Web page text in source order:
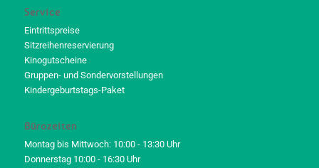
Service
Eintrittspreise
Sitzreihenreservierung
Kinogutscheine
Gruppen- und Sondervorstellungen
Kindergeburtstags-Paket
Bürozeiten
Montag bis Mittwoch: 10:00 - 13:30 Uhr
Donnerstag 10:00 - 16:30 Uhr